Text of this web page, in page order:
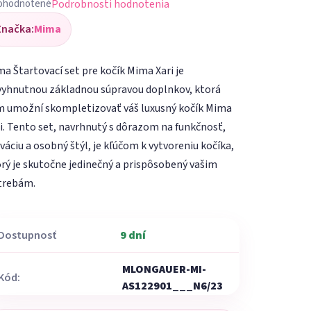
Podrobnosti hodnotenia
Mima
Štartovací set pre kočík Mima Xari je
základnou súpravou doplnkov, ktorá
umožní skompletizovať váš luxusný kočík Mima
Tento set, navrhnutý s dôrazom na funkčnosť,
a osobný štýl, je kľúčom k vytvoreniu kočíka,
je skutočne jedinečný a prispôsobený vašim
9 dní
MLONGAUER-MI-
AS122901___N6/23